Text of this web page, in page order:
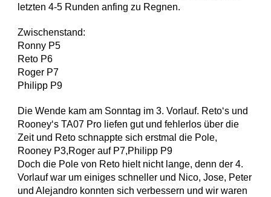
letzten 4-5 Runden anfing zu Regnen.
Zwischenstand:
Ronny P5
Reto P6
Roger P7
Philipp P9
Die Wende kam am Sonntag im 3. Vorlauf. Reto‘s und
Rooney‘s TA07 Pro liefen gut und fehlerlos über die
Zeit und Reto schnappte sich erstmal die Pole,
Rooney P3,Roger auf P7,Philipp P9
Doch die Pole von Reto hielt nicht lange, denn der 4.
Vorlauf war um einiges schneller und Nico, Jose, Peter
und Alejandro konnten sich verbessern und wir waren